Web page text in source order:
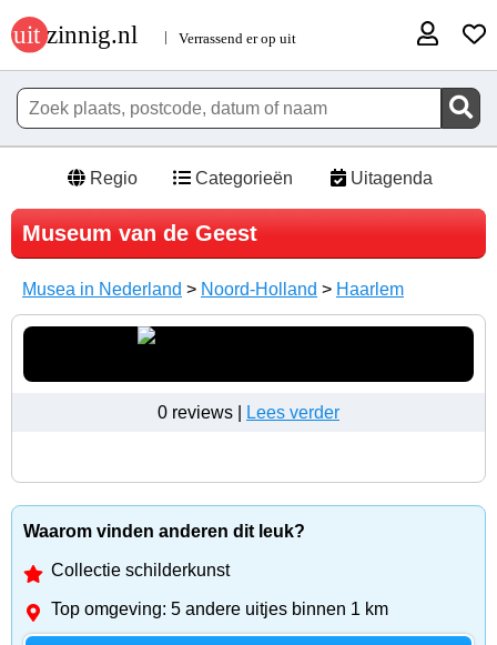
Regio Categorieën Uitagenda
Museum van de Geest
Musea in Nederland > Noord-Holland > Haarlem
0 reviews | Lees verder
Waarom vinden anderen dit leuk?
Collectie schilderkunst
Top omgeving: 5 andere uitjes binnen 1 km